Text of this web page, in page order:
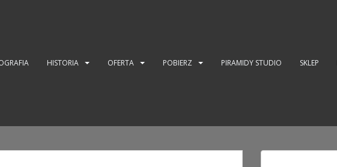
HISTORIA OFERTA POBIERZ PIRAMIDY STUDIO SKLEP